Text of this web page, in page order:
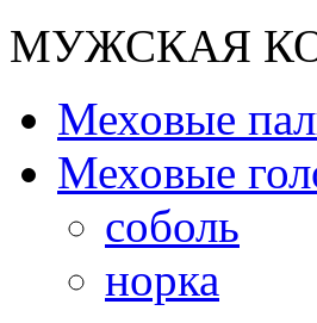
МУЖСКАЯ
Меховые
Меховые
соболь
норка